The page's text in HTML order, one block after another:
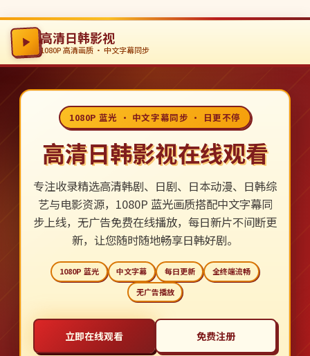
高清日韩影视
1080P 高清画质 · 中文字幕同步
1080P 蓝光 · 中文字幕同步 · 日更不停
高清日韩影视在线观看
专注收录精选高清韩剧、日剧、日本动漫、日韩综
艺与电影资源，1080P 蓝光画质搭配中文字幕同
步上线，无广告免费在线播放，每日新片不间断更
新，让您随时随地畅享日韩好剧。
1080P 蓝光 中文字幕 每日更新
全终端流畅
无广告播放
立即在线观看 免费注册